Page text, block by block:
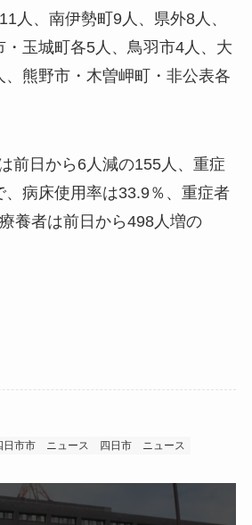
人、南伊勢町9人、県外8人、
玉城町各5人、鳥羽市4人、大
熊野市・木曽岬町・非公表各
前日から6人減の155人、重症
、病床使用率は33.9％、重症者
養者は前日から498人増の
日市市 ニュース 四日市 ニュース